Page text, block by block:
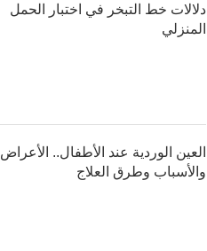
دلالات خط التبخر في اختبار الحمل
المنزلي
العين الوردية عند الأطفال.. الأعراض
والأسباب وطرق العلاج